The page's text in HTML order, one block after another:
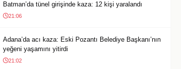
Batman’da tünel girişinde kaza: 12 kişi yaralandı
21:06
Adana’da acı kaza: Eski Pozantı Belediye Başkanı’nın
yeğeni yaşamını yitirdi
21:02